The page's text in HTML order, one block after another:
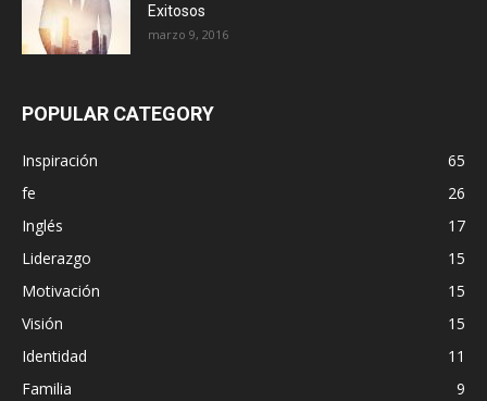
Exitosos
marzo 9, 2016
POPULAR CATEGORY
Inspiración
65
fe
26
Inglés
17
Liderazgo
15
Motivación
15
Visión
15
Identidad
11
Familia
9